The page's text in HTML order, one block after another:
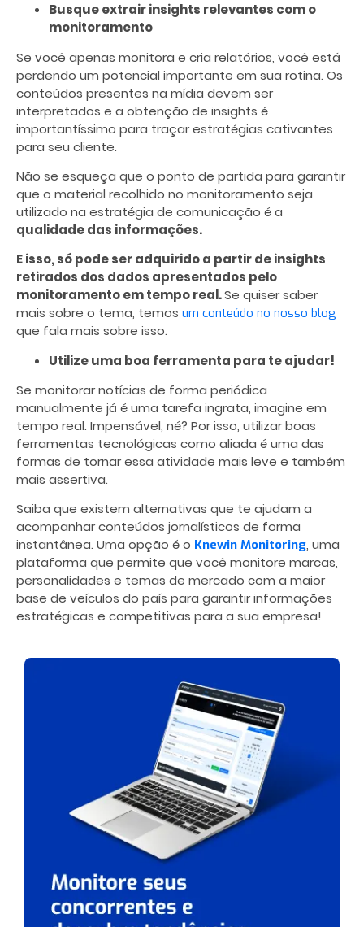
Busque extrair insights relevantes com o
monitoramento
Se você apenas monitora e cria relatórios, você está
perdendo um potencial importante em sua rotina. Os
conteúdos presentes na mídia devem ser
interpretados e a obtenção de insights é
importantíssimo para traçar estratégias cativantes
para seu cliente.
Não se esqueça que o ponto de partida para garantir
que o material recolhido no monitoramento seja
utilizado na estratégia de comunicação é a
qualidade das informações.
E isso, só pode ser adquirido a partir de insights
retirados dos dados apresentados pelo
monitoramento em tempo real.Se quiser saber
mais sobre o tema, temos um conteúdo no nosso blog
que fala mais sobre isso.
Utilize uma boa ferramenta para te ajudar!
Se monitorar notícias de forma periódica
manualmente já é uma tarefa ingrata, imagine em
tempo real. Impensável, né? Por isso, utilizar boas
ferramentas tecnológicas como aliada é uma das
formas de tornar essa atividade mais leve e também
mais assertiva.
Saiba que existem alternativas que te ajudam a
acompanhar conteúdos jornalísticos de forma
instantânea. Uma opção é o Knewin Monitoring, uma
plataforma que permite que você monitore marcas,
personalidades e temas de mercado com a maior
base de veículos do país para garantir informações
estratégicas e competitivas para a sua empresa!